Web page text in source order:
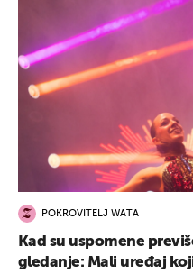
POKROVITELJ WATA
Kad su uspomene
gledanje: Mali uređaj